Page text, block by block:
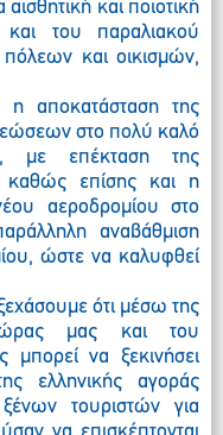
και ποιοτική
του παραλιακού
και οικισμών,
η αποκατάσταση της
στο πολύ καλό
με επέκταση της
καθώς επίσης και η
αεροδρομίου στο
αναβάθμιση
ώστε να καλυφθεί
ότι μέσω της
μας και του
μπορεί να ξεκινήσει
ελληνικής αγοράς
τουριστών για